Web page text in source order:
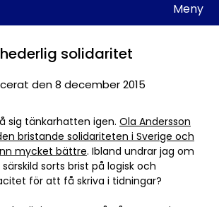
Meny
solidaritet
den 8 december 2015
sig tänkarhatten igen. Ola Andersson
bristande solidariteten i Sverige och
mycket bättre. Ibland undrar jag om
sorts brist på logisk och
för att få skriva i tidningar?